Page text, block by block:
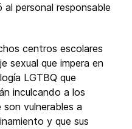
personal responsable
centros escolares
sexual que impera en
LGTBQ que
inculcando a los
vulnerables a
y que sus